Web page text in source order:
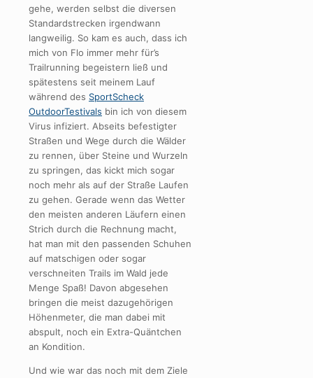
gehe, werden selbst die diversen
Standardstrecken irgendwann
langweilig. So kam es auch, dass ich
mich von Flo immer mehr für’s
Trailrunning begeistern ließ und
spätestens seit meinem Lauf
während des SportScheck
OutdoorTestivals bin ich von diesem
Virus infiziert. Abseits befestigter
Straßen und Wege durch die Wälder
zu rennen, über Steine und Wurzeln
zu springen, das kickt mich sogar
noch mehr als auf der Straße Laufen
zu gehen. Gerade wenn das Wetter
den meisten anderen Läufern einen
Strich durch die Rechnung macht,
hat man mit den passenden Schuhen
auf matschigen oder sogar
verschneiten Trails im Wald jede
Menge Spaß! Davon abgesehen
bringen die meist dazugehörigen
Höhenmeter, die man dabei mit
abspult, noch ein Extra-Quäntchen
an Kondition.
Und wie war das noch mit dem Ziele